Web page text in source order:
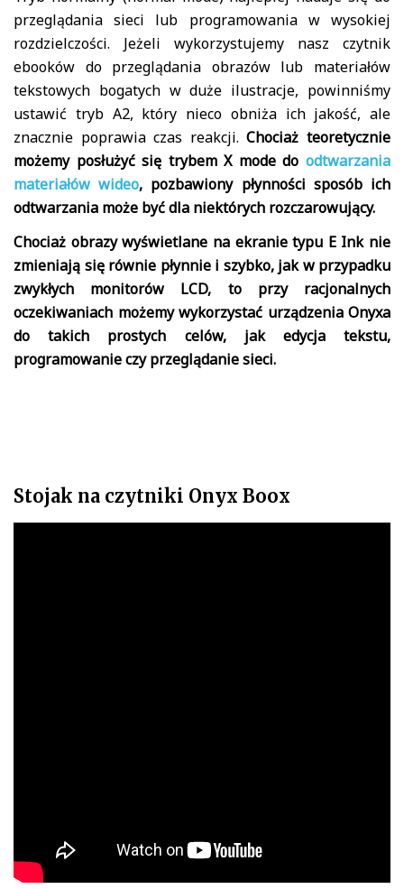
przeglądania sieci lub programowania w wysokiej
rozdzielczości. Jeżeli wykorzystujemy nasz czytnik
ebooków do przeglądania obrazów lub materiałów
tekstowych bogatych w duże ilustracje, powinniśmy
ustawić tryb A2, który nieco obniża ich jakość, ale
znacznie poprawia czas reakcji.Chociaż teoretycznie
możemy posłużyć się trybem X mode do odtwarzania
materiałów wideo, pozbawiony płynności sposób ich
odtwarzania może być dla niektórych rozczarowujący.
Chociaż obrazy wyświetlane na ekranie typu E Ink nie
zmieniają się równie płynnie i szybko, jak w przypadku
zwykłych monitorów LCD, to przy racjonalnych
oczekiwaniach możemy wykorzystać urządzenia Onyxa
do takich prostych celów, jak edycja tekstu,
programowanie czy przeglądanie sieci.
Stojak na czytniki Onyx Boox